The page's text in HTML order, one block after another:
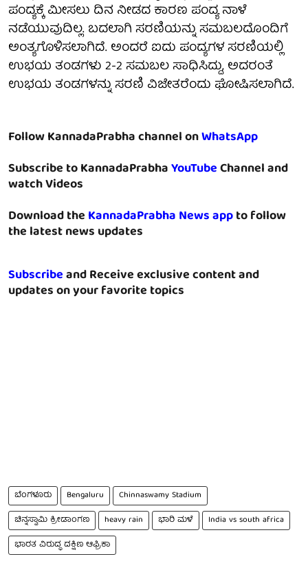
ಪಂದ್ಯಕ್ಕೆ ಮೀಸಲು ದಿನ ನೀಡದ ಕಾರಣ ಪಂದ್ಯ ನಾಳೆ
ನಡೆಯುವುದಿಲ್ಲ. ಬದಲಾಗಿ ಸರಣಿಯನ್ನು ಸಮಬಲದೊಂದಿಗೆ
ಅಂತ್ಯಗೊಳಿಸಲಾಗಿದೆ. ಅಂದರೆ ಐದು ಪಂದ್ಯಗಳ ಸರಣಿಯಲ್ಲಿ
ಉಭಯ ತಂಡಗಳು 2-2 ಸಮಬಲ ಸಾಧಿಸಿದ್ದು, ಅದರಂತೆ
ಉಭಯ ತಂಡಗಳನ್ನು ಸರಣಿ ವಿಜೇತರೆಂದು ಘೋಷಿಸಲಾಗಿದೆ.
Follow KannadaPrabha channel onWhatsApp
Subscribe to KannadaPrabhaYouTubeChannel and
watch Videos
Download theKannadaPrabha News appto follow
the latest news updates
Subscribeand Receive exclusive content and
updates on your favorite topics
ಬೆಂಗಳೂರು Bengaluru
Chinnaswamy Stadium
ಚಿನ್ನಸ್ವಾಮಿ ಕ್ರೀಡಾಂಗಣ
heavy rain ಭಾರಿ ಮಳೆ
India vs south africa
ಭಾರತ ವಿರುದ್ಧ ದಕ್ಷಿಣ ಆಫ್ರಿಕಾ